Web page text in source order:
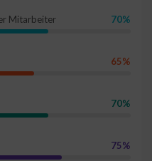
Mitarbeiter 70%
65%
70%
75%